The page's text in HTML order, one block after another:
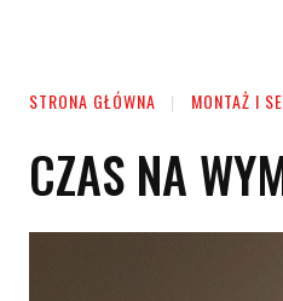
STRONA GŁÓWNA MONTAŻ I
CZAS NA